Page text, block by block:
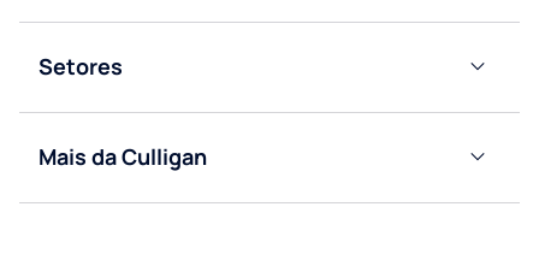
Dispensadores
garrafão
Máquina
de água
ligada a
rede
Setores
Residencial
Escritório
Mais da Culligan
Descobrir